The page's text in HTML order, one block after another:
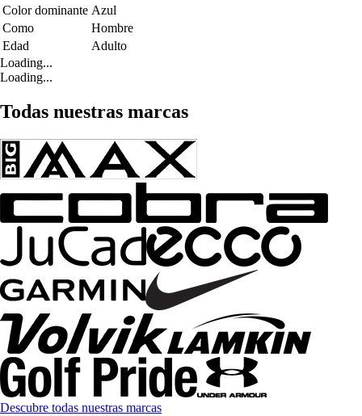
Color dominante Azul
Como
Hombre
Edad
Adulto
Loading...
Loading...
Todas nuestras marcas
Descubre todas nuestras marcas